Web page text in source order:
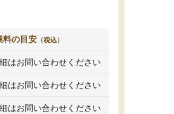
料の目安 （税込）
はお問い合わせください
はお問い合わせください
はお問い合わせください